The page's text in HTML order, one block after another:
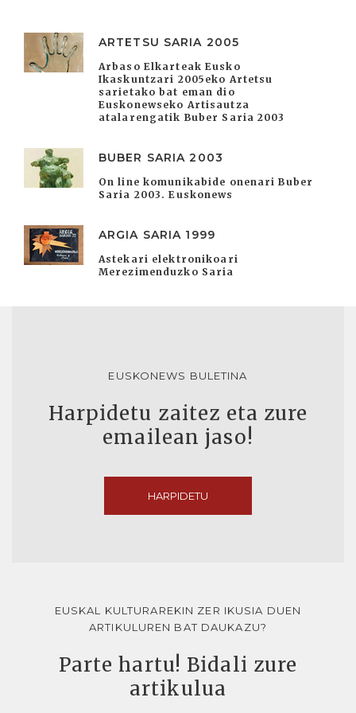
ARTETSU SARIA 2005
Arbaso Elkarteak Eusko
Ikaskuntzari 2005eko Artetsu
sarietako bat eman dio
Euskonewseko Artisautza
atalarengatik Buber Saria 2003
BUBER SARIA 2003
On line komunikabide onenari Buber
Saria 2003. Euskonews
ARGIA SARIA 1999
Astekari elektronikoari
Merezimenduzko Saria
EUSKONEWS BULETINA
Harpidetu zaitez eta zure
emailean jaso!
HARPIDETU
EUSKAL KULTURAREKIN ZER IKUSIA DUEN
ARTIKULUREN BAT DAUKAZU?
Parte hartu! Bidali zure
artikulua